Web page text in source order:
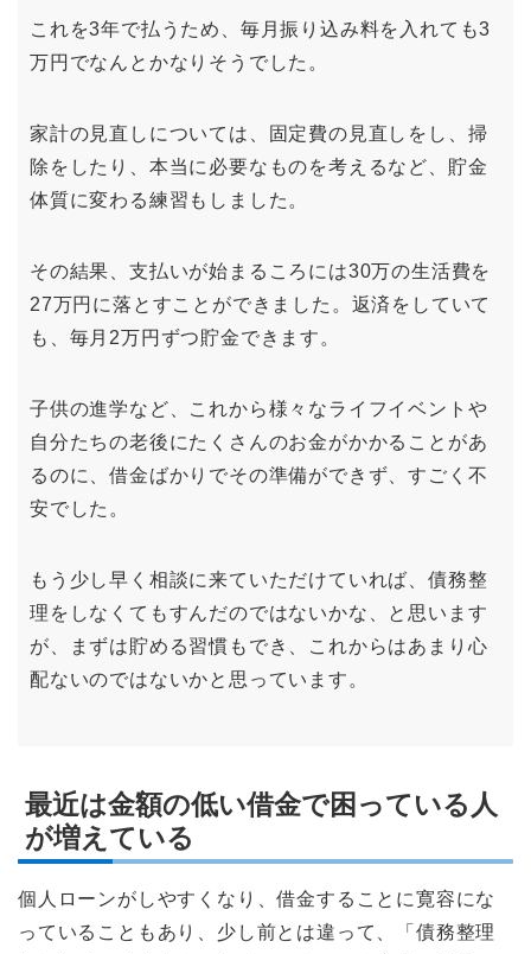
これを3年で払うため、毎月振り込み料を入れても3
万円でなんとかなりそうでした。
家計の見直しについては、固定費の見直しをし、掃
除をしたり、本当に必要なものを考えるなど、貯金
体質に変わる練習もしました。
その結果、支払いが始まるころには30万の生活費を
27万円に落とすことができました。返済をしていて
も、毎月2万円ずつ貯金できます。
子供の進学など、これから様々なライフイベントや
自分たちの老後にたくさんのお金がかかることがあ
るのに、借金ばかりでその準備ができず、すごく不
安でした。
もう少し早く相談に来ていただけていれば、債務整
理をしなくてもすんだのではないかな、と思います
が、まずは貯める習慣もでき、これからはあまり心
配ないのではないかと思っています。
最近は金額の低い借金で困っている人
が増えている
個人ローンがしやすくなり、借金することに寛容にな
っていることもあり、少し前とは違って、「債務整理